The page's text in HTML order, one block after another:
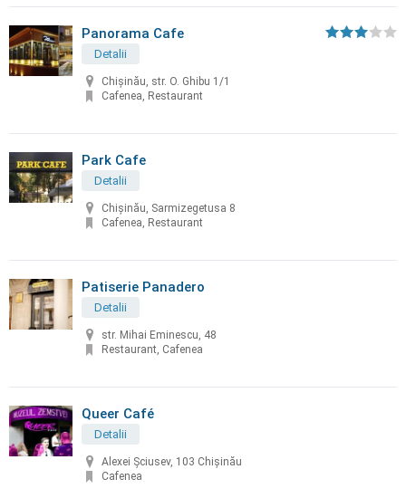
Panorama Cafe
Detalii
Chișinău, str. O. Ghibu 1/1
Cafenea, Restaurant
Park Cafe
Detalii
Chișinău, Sarmizegetusa 8
Cafenea, Restaurant
Patiserie Panadero
Detalii
str. Mihai Eminescu, 48
Restaurant, Cafenea
Queer Café
Detalii
Alexei Șciusev, 103 Chișinău
Cafenea